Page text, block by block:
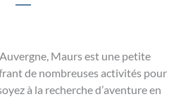
Maurs est une petite
de nombreuses activités pour
à la recherche d’aventure en